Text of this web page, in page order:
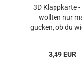
3D Klappkarte -
wollten nur
gucken, ob du
3,49 EUR